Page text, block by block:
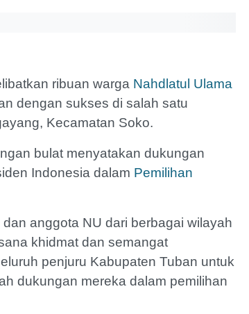
ribuan warga Nahdlatul Ulama
dengan sukses di salah satu
Kecamatan Soko.
bulat menyatakan dukungan
Indonesia dalam Pemilihan
dan anggota NU dari berbagai wilayah
khidmat dan semangat
penjuru Kabupaten Tuban untuk
dukungan mereka dalam pemilihan